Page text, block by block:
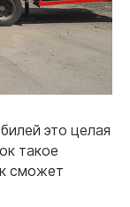
это целая
такое
сможет